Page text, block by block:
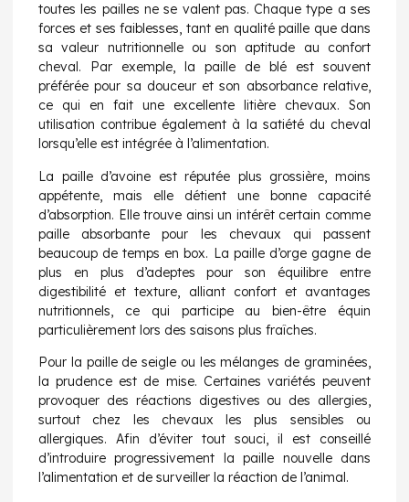
toutes les pailles ne se valent pas. Chaque type a ses
forces et ses faiblesses, tant en qualité paille que dans
sa valeur nutritionnelle ou son aptitude au confort
cheval. Par exemple, la paille de blé est souvent
préférée pour sa douceur et son absorbance relative,
ce qui en fait une excellente litière chevaux. Son
utilisation contribue également à la satiété du cheval
lorsqu’elle est intégrée à l’alimentation.
La paille d’avoine est réputée plus grossière, moins
appétente, mais elle détient une bonne capacité
d’absorption. Elle trouve ainsi un intérêt certain comme
paille absorbante pour les chevaux qui passent
beaucoup de temps en box. La paille d’orge gagne de
plus en plus d’adeptes pour son équilibre entre
digestibilité et texture, alliant confort et avantages
nutritionnels, ce qui participe au bien-être équin
particulièrement lors des saisons plus fraîches.
Pour la paille de seigle ou les mélanges de graminées,
la prudence est de mise. Certaines variétés peuvent
provoquer des réactions digestives ou des allergies,
surtout chez les chevaux les plus sensibles ou
allergiques. Afin d’éviter tout souci, il est conseillé
d’introduire progressivement la paille nouvelle dans
l’alimentation et de surveiller la réaction de l’animal.